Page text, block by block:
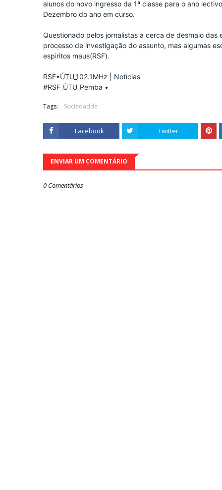
alunos do novo ingresso da 1ª classe para o ano
Dezembro do ano em curso.
Questionado pelos jornalistas a cerca de desmaio
processo de investigação do assunto, mas algumas
espiritos maus(RSF).
RSF•ÚTU_102.1MHz | Notícias
#RSF_ÚTU_Pemba •
Tags: Sociedadde
Facebook Twitter
ENVIAR UM COMENTÁRIO
0 Comentários